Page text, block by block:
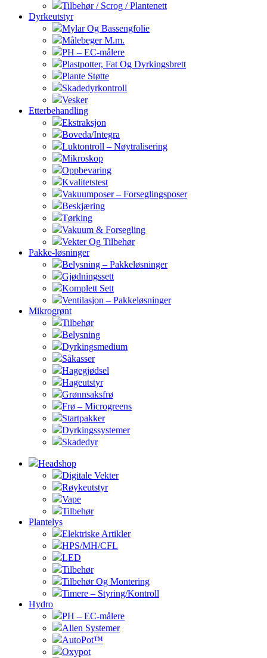
Tilbehør / Scrog / Plantenett
Dyrkeutstyr
Mylar Og Bassengfolie
Målebeger M.m.
PH – EC-målere
Plastpotter, Fat Og Dyrkingsbrett
Plante Støtte
Skadedyrkontroll
Vesker
Etterbehandling
Ekstraksjon
Boveda/Integra
Luktontroll – Nøytralisering
Mikroskop
Oppbevaring
Kvalitetstest
Vakuumposer – Forseglingsposer
Beskjæring
Tørking
Vakuum & Forsegling
Vekter Og Tilbehør
Pakke-løsninger
Belysning – Pakkeløsninger
Gjødningssett
Komplett Sett
Ventilasjon – Pakkeløsninger
Mikrogrønt
Tilbehør
Belysning
Dyrkingsmedium
Såkasser
Hagegjødsel
Hageutstyr
Grønnsaksfrø
Frø – Microgreens
Startpakker
Dyrkingssystemer
Skadedyr
Headshop
Digitale Vekter
Røykeutstyr
Vape
Tilbehør
Plantelys
Elektriske Artikler
HPS/MH/CFL
LED
Tilbehør
Tilbehør Og Montering
Timere – Styring/Kontroll
Hydro
PH – EC-målere
Alien Systemer
AutoPot™
Oxypot